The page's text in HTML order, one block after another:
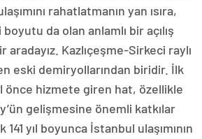
rahatlatmanın yan ısıra,
da olan anlamlı bir açılış
Kazlıçeşme-Sirkeci raylı
eski demiryollarından biridir. İlk
önce hizmete giren hat, özellikle
gelişmesine önemli katkılar
141 yıl boyunca İstanbul ulaşımının